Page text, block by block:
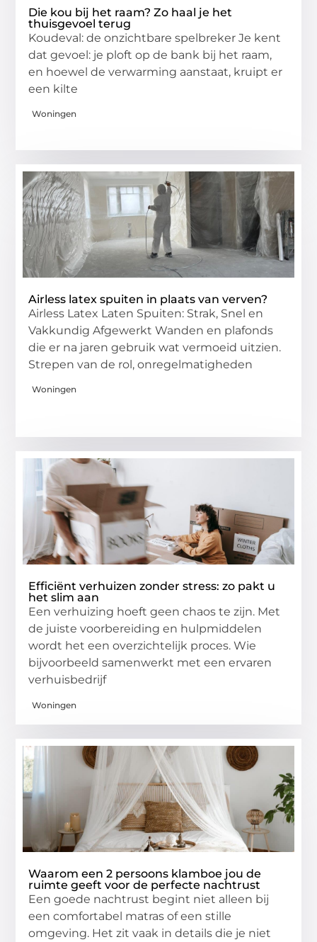
Die kou bij het raam? Zo haal je het
thuisgevoel terug
Koudeval: de onzichtbare spelbreker Je kent
dat gevoel: je ploft op de bank bij het raam,
en hoewel de verwarming aanstaat, kruipt er
een kilte
Woningen
Airless latex spuiten in plaats van verven?
Airless Latex Laten Spuiten: Strak, Snel en
Vakkundig Afgewerkt Wanden en plafonds
die er na jaren gebruik wat vermoeid uitzien.
Strepen van de rol, onregelmatigheden
Woningen
Efficiënt verhuizen zonder stress: zo pakt u
het slim aan
Een verhuizing hoeft geen chaos te zijn. Met
de juiste voorbereiding en hulpmiddelen
wordt het een overzichtelijk proces. Wie
bijvoorbeeld samenwerkt met een ervaren
verhuisbedrijf
Woningen
Waarom een 2 persoons klamboe jou de
ruimte geeft voor de perfecte nachtrust
Een goede nachtrust begint niet alleen bij
een comfortabel matras of een stille
omgeving. Het zit vaak in details die je niet